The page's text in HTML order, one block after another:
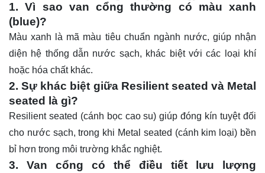
1. Vì sao van cổng thường có màu xanh
(blue)?
Màu xanh là mã màu tiêu chuẩn ngành nước, giúp nhận
diện hệ thống dẫn nước sạch, khác biệt với các loại khí
hoặc hóa chất khác.
2. Sự khác biệt giữa Resilient seated và Metal
seated là gì?
Resilient seated (cánh bọc cao su) giúp đóng kín tuyệt đối
cho nước sạch, trong khi Metal seated (cánh kim loại) bền
bỉ hơn trong môi trường khắc nghiệt.
3. Van cổng có thể điều tiết lưu lượng